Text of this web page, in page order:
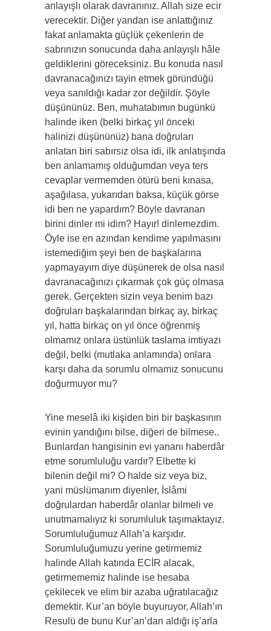
anlayışlı olarak davranınız. Allah size ecir
verecektir. Diğer yandan ise anlattığınız
fakat anlamakta güçlük çekenlerin de
sabrınızın sonucunda daha anlayışlı hâle
geldiklerini göreceksiniz. Bu konuda nasıl
davranacağınızı tayin etmek göründüğü
veya sanıldığı kadar zor değildir. Şöyle
düşününüz. Ben, muhatabımın bugünkü
halinde iken (belki birkaç yıl önceki
halinizi düşününüz) bana doğruları
anlatan biri sabırsız olsa idi, ilk anlatışında
ben anlamamış olduğumdan veya ters
cevaplar vermemden ötürü beni kınasa,
aşağılasa, yukarıdan baksa, küçük görse
idi ben ne yapardım? Böyle davranan
birini dinler mi idim? Hayır! dinlemezdim.
Öyle ise en azından kendime yapılmasını
istemediğim şeyi ben de başkalarına
yapmayayım diye düşünerek de olsa nasıl
davranacağınızı çıkarmak çok güç olmasa
gerek. Gerçekten sizin veya benim bazı
doğruları başkalarından birkaç ay, birkaç
yıl, hatta birkaç on yıl önce öğrenmiş
olmamız onlara üstünlük taslama imtiyazı
değil, belki (mutlaka anlamında) onlara
karşı daha da sorumlu olmamız sonucunu
doğurmuyor mu?
Yine meselâ iki kişiden biri bir başkasının
evinin yandığını bilse, diğeri de bilmese..
Bunlardan hangisinin evi yananı haberdâr
etme sorumluluğu vardır? Elbette ki
bilenin değil mi? O halde siz veya biz,
yani müslümanım diyenler, İslâmi
doğrulardan haberdâr olanlar bilmeli ve
unutmamalıyız ki sorumluluk taşımaktayız.
Sorumluluğumuz Allah’a karşıdır.
Sorumluluğumuzu yerine getirmemiz
halinde Allah katında ECİR alacak,
getirmememiz halinde ise hesaba
çekilecek ve elim bir azaba uğratılacağız
demektir. Kur’an böyle buyuruyor, Allah’ın
Resulü de bunu Kur’an’dan aldığı iş’arla